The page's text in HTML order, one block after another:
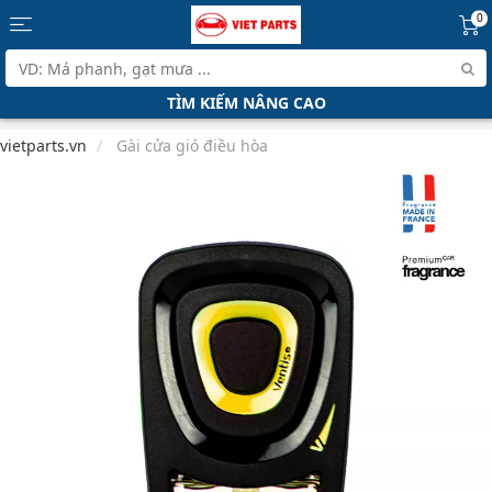
0
TÌM KIẾM NÂNG CAO
vietparts.vn Gài cửa gió điều hòa